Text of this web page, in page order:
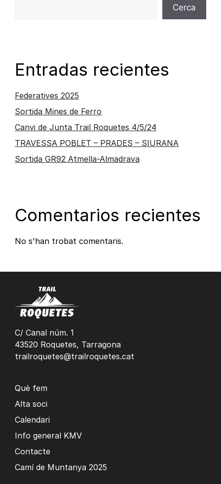
Cerca
Entradas recientes
Federatives 2025
Sortida Mines de Ferro
Canvi de Junta Trail Roquetes 4/5/24
TRAVESSA POBLET – PRADES – SIURANA
Sortida GR92 Atmella-Almadrava
Comentarios recientes
No s'han trobat comentaris.
C/ Canal núm. 1
43520 Roquetes, Tarragona
trailroquetes@trailroquetes.cat
Què fem
Alta soci
Calendari
Info general KMV
Contacte
Camí de Muntanya 2025